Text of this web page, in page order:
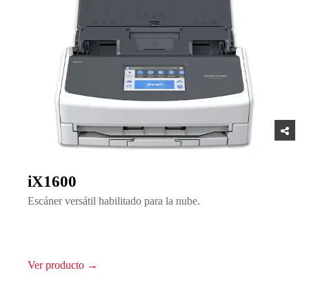
iX1600
Escáner versátil habilitado para la nube.
Ver producto →